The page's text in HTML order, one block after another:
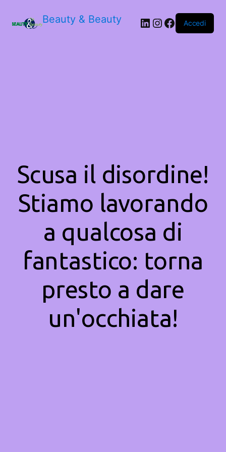
Beauty & Beauty LinkedIn
Instagram
Facebook
Accedi
Scusa il disordine!
Stiamo lavorando
a qualcosa di
fantastico: torna
presto a dare
un'occhiata!